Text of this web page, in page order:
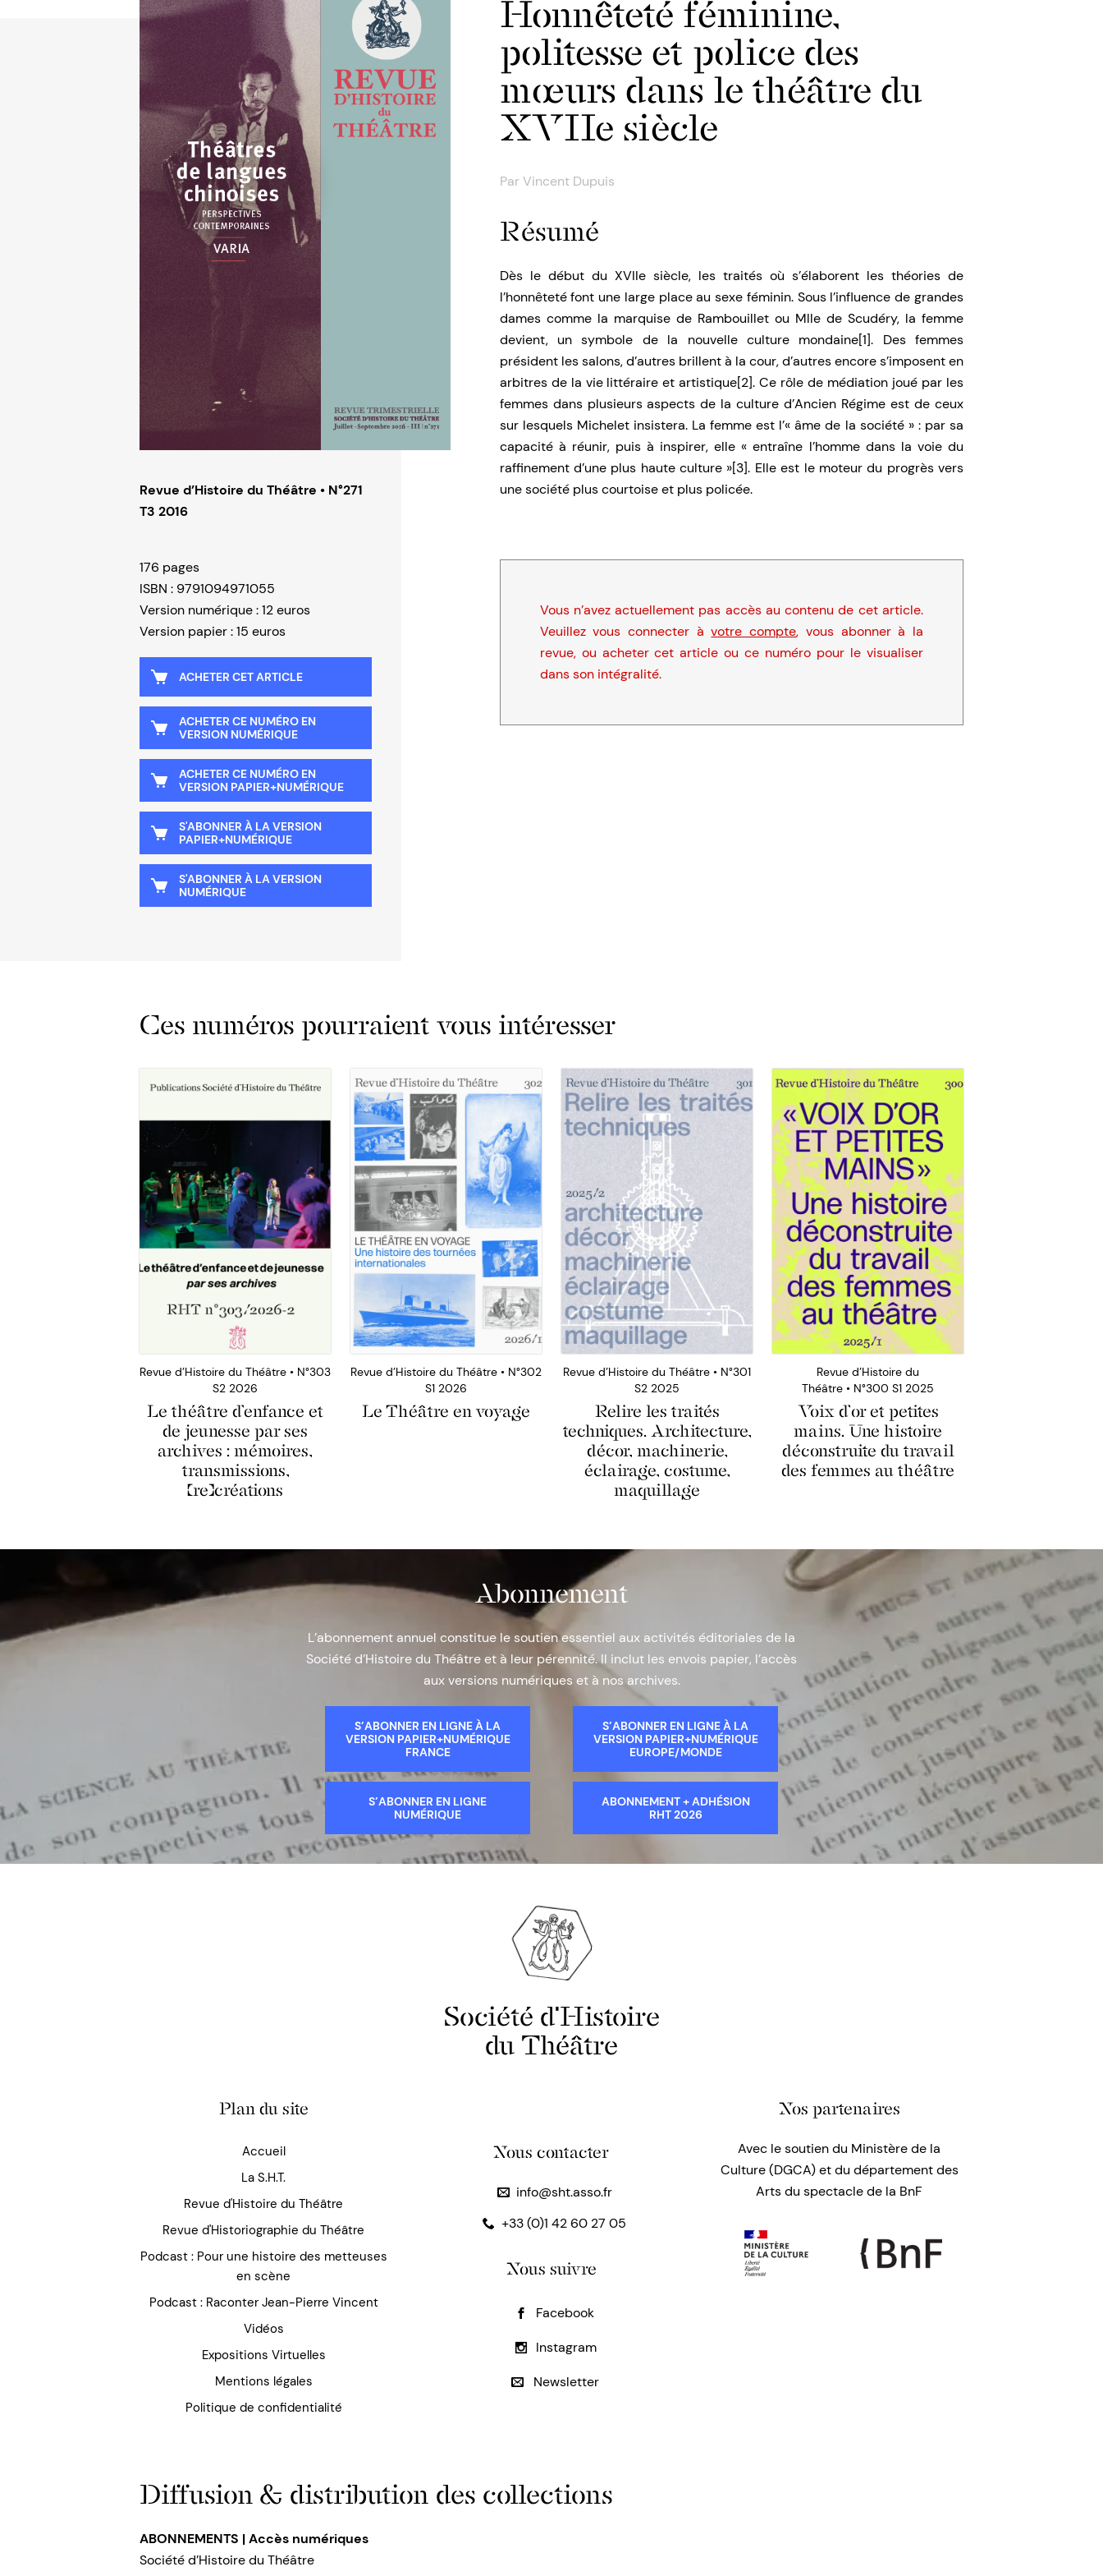
Revue d’Histoire du Théâtre • N°271
T3 2016
176 pages
ISBN : 9791094971055
Version numérique : 12 euros
Version papier : 15 euros
ACHETER CET ARTICLE
ACHETER CE NUMÉRO EN
VERSION NUMÉRIQUE
ACHETER CE NUMÉRO EN
VERSION PAPIER+NUMÉRIQUE
S'ABONNER À LA VERSION
PAPIER+NUMÉRIQUE
S'ABONNER À LA VERSION
NUMÉRIQUE
Honnêteté féminine,
politesse et police des
mœurs dans le théâtre du
XVIIe siècle
ParVincent Dupuis
Résumé
Dès le début du XVIIe siècle, les traités où s’élaborent les théories de
l’honnêteté font une large place au sexe féminin. Sous l’influence de grandes
dames comme la marquise de Rambouillet ou Mlle de Scudéry, la femme
devient, un symbole de la nouvelle culture mondaine[1]. Des femmes
président les salons, d’autres brillent à la cour, d’autres encore s’imposent en
arbitres de la vie littéraire et artistique[2]. Ce rôle de médiation joué par les
femmes dans plusieurs aspects de la culture d’Ancien Régime est de ceux
sur lesquels Michelet insistera. La femme est l’« âme de la société » : par sa
capacité à réunir, puis à inspirer, elle « entraîne l’homme dans la voie du
raffinement d’une plus haute culture »[3]. Elle est le moteur du progrès vers
une société plus courtoise et plus policée.
Vous n’avez actuellement pas accès au contenu de cet article.
Veuillez vous connecter àvotre compte, vous abonner à la
revue, ou acheter cet article ou ce numéro pour le visualiser
dans son intégralité.
Ces numéros pourraient vous intéresser
Revue d’Histoire du Théâtre • N°303
S2 2026
Le théâtre d’enfance et
de jeunesse par ses
archives : mémoires,
transmissions,
(re)créations
Revue d’Histoire du Théâtre • N°302
S1 2026
Le Théâtre en voyage
Revue d’Histoire du Théâtre • N°301
S2 2025
Relire les traités
techniques. Architecture,
décor, machinerie,
éclairage, costume,
maquillage
Revue d’Histoire du
Théâtre • N°300 S1 2025
Voix d’or et petites
mains. Une histoire
déconstruite du travail
des femmes au théâtre
Abonnement
L’abonnement annuel constitue le soutien essentiel aux activités éditoriales de la
Société d’Histoire du Théâtre et à leur pérennité. Il inclut les envois papier, l’accès
aux versions numériques et à nos archives.
S’ABONNER EN LIGNE À LA
VERSION PAPIER+NUMÉRIQUE
FRANCE
S’ABONNER EN LIGNE À LA
VERSION PAPIER+NUMÉRIQUE
EUROPE/MONDE
S’ABONNER EN LIGNE
NUMÉRIQUE
ABONNEMENT + ADHÉSION
RHT 2026
Société d'Histoire
du Théâtre
Plan du site
Accueil
La S.H.T.
Revue d'Histoire du Théâtre
Revue d'Historiographie du Théâtre
Podcast : Pour une histoire des metteuses
en scène
Podcast : Raconter Jean-Pierre Vincent
Vidéos
Expositions Virtuelles
Mentions légales
Politique de confidentialité
Nous contacter
info@sht.asso.fr
+33 (0)1 42 60 27 05
Nous suivre
Facebook
Instagram
Newsletter
Nos partenaires
Avec le soutien du Ministère de la
Culture (DGCA) et du département des
Arts du spectacle de la BnF
Diffusion & distribution des collections
ABONNEMENTS | Accès numériques
Société d’Histoire du Théâtre